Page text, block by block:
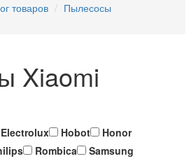
товаров
Пылесосы
Xiaomi
Electrolux Hobot
Honor
Rombica
Samsung